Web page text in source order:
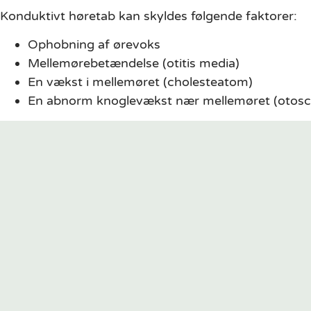
Konduktivt høretab kan skyldes følgende faktorer:
Ophobning af ørevoks
Mellemørebetændelse (otitis media)
En vækst i mellemøret (cholesteatom)
En abnorm knoglevækst nær mellemøret